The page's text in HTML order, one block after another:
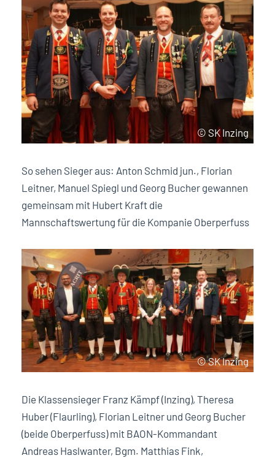
© SK Inzing
So sehen Sieger aus: Anton Schmid jun., Florian
Leitner, Manuel Spiegl und Georg Bucher gewannen
gemeinsam mit Hubert Kraft die
Mannschaftswertung für die Kompanie Oberperfuss
© SK Inzing
Die Klassensieger Franz Kämpf (Inzing), Theresa
Huber (Flaurling), Florian Leitner und Georg Bucher
(beide Oberperfuss) mit BAON-Kommandant
Andreas Haslwanter, Bgm. Matthias Fink,